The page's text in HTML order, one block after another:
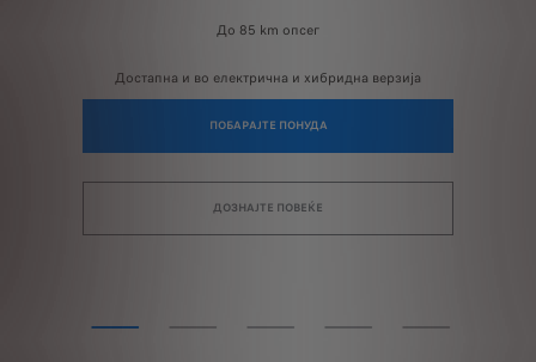
До 85 km опсег
Достапна и во електрична и хибридна верзија
ПОБАРАЈТЕ ПОНУДА
ДОЗНАЈТЕ ПОВЕЌЕ